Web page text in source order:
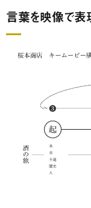
言葉を映像で表